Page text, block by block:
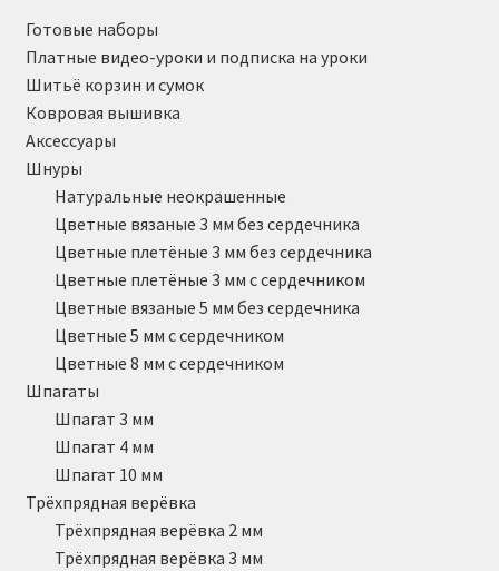
Готовые наборы
Платные видео-уроки и подписка на уроки
Шитьё корзин и сумок
Ковровая вышивка
Аксессуары
Шнуры
Натуральные неокрашенные
Цветные вязаные 3 мм без сердечника
Цветные плетёные 3 мм без сердечника
Цветные плетёные 3 мм с сердечником
Цветные вязаные 5 мм без сердечника
Цветные 5 мм с сердечником
Цветные 8 мм с сердечником
Шпагаты
Шпагат 3 мм
Шпагат 4 мм
Шпагат 10 мм
Трёхпрядная верёвка
Трёхпрядная верёвка 2 мм
Трёхпрядная верёвка 3 мм